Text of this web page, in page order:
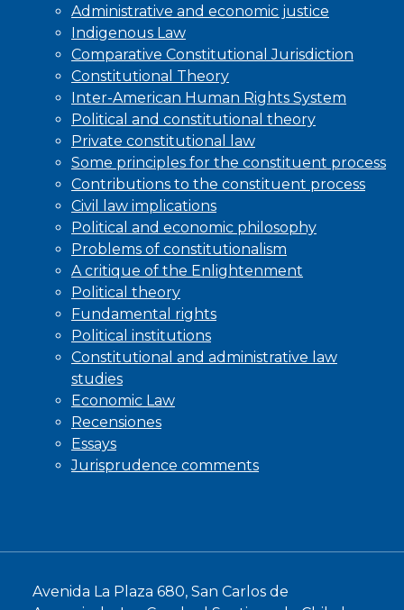
Administrative and economic justice
Indigenous Law
Comparative Constitutional Jurisdiction
Constitutional Theory
Inter-American Human Rights System
Political and constitutional theory
Private constitutional law
Some principles for the constituent process
Contributions to the constituent process
Civil law implications
Political and economic philosophy
Problems of constitutionalism
A critique of the Enlightenment
Political theory
Fundamental rights
Political institutions
Constitutional and administrative law
studies
Economic Law
Recensiones
Essays
Jurisprudence comments
Avenida La Plaza 680, San Carlos de